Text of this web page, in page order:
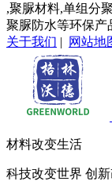
,聚脲材料,单组分
聚脲防水等环保产
关于我们 | 网站地
材料改变生活
科技改变世界 创新